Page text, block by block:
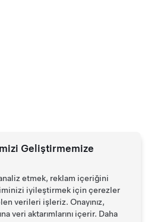
Geliştirmemize
etmek, reklam içeriğini
iyileştirmek için çerezler
verileri işleriz. Onayınız,
veri aktarımlarını içerir. Daha